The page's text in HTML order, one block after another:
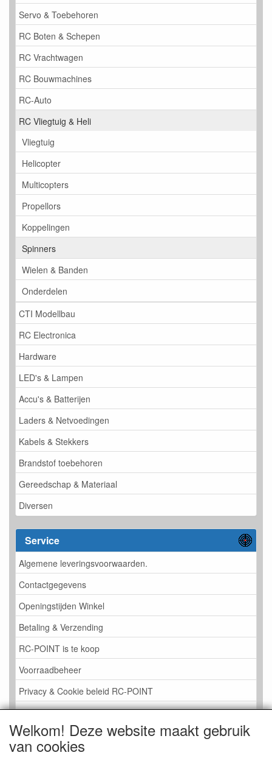
Servo & Toebehoren
RC Boten & Schepen
RC Vrachtwagen
RC Bouwmachines
RC-Auto
RC Vliegtuig & Heli
Vliegtuig
Helicopter
Multicopters
Propellors
Koppelingen
Spinners
Wielen & Banden
Onderdelen
CTI Modellbau
RC Electronica
Hardware
LED's & Lampen
Accu's & Batterijen
Laders & Netvoedingen
Kabels & Stekkers
Brandstof toebehoren
Gereedschap & Materiaal
Diversen
Service
Algemene leveringsvoorwaarden.
Contactgegevens
Openingstijden Winkel
Betaling & Verzending
RC-POINT is te koop
Voorraadbeheer
Privacy & Cookie beleid RC-POINT
LINK PAGINA
Gastenboek RC-POINT
Kijkje in de Winkel
Welkom! Deze website maakt gebruik
van cookies